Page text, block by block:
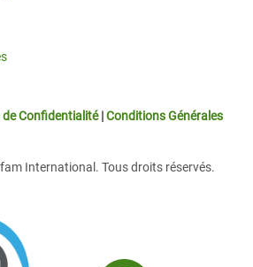
Confidentialité|Conditions Générales
International. Tous droits réservés.